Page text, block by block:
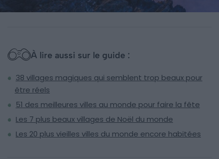
À lire aussi sur le guide :
38 villages magiques qui semblent trop beaux pour
être réels
51 des meilleures villes au monde pour faire la fête
Les 7 plus beaux villages de Noël du monde
Les 20 plus vieilles villes du monde encore habitées